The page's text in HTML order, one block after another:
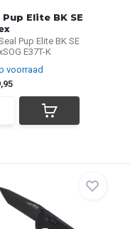
Pup Elite BK SE
Pup Elite BK SE
E37T-K
voorraad